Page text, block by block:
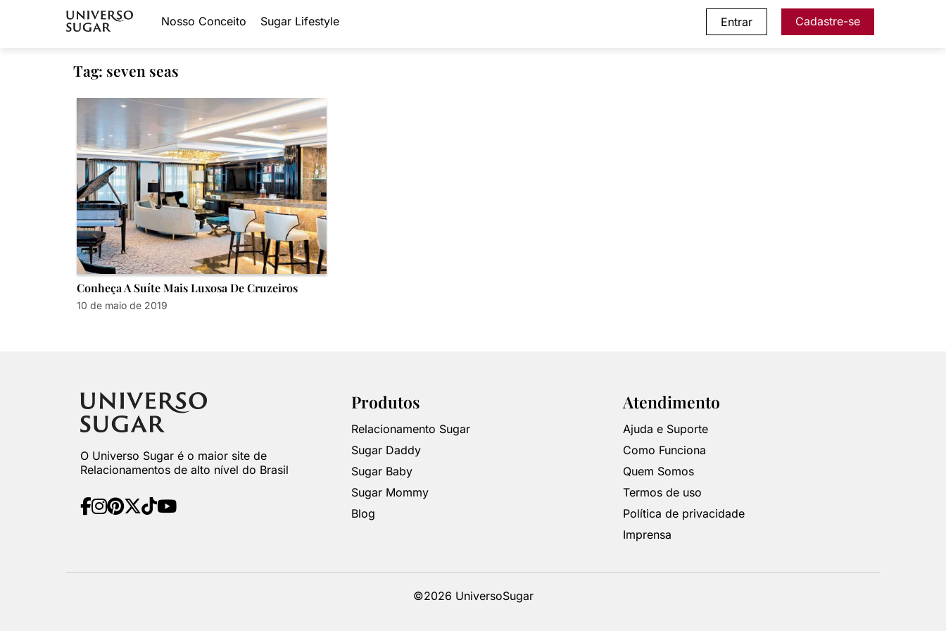
Nosso Conceito Sugar Lifestyle Entrar Cadastre-se
Tag: seven seas
Conheça A Suíte Mais Luxosa De Cruzeiros
10 de maio de 2019
O Universo Sugar é o maior site de
Relacionamentos de alto nível do Brasil
Produtos
Relacionamento Sugar
Sugar Daddy
Sugar Baby
Sugar Mommy
Blog
Atendimento
Ajuda e Suporte
Como Funciona
Quem Somos
Termos de uso
Política de privacidade
Imprensa
©2026 UniversoSugar